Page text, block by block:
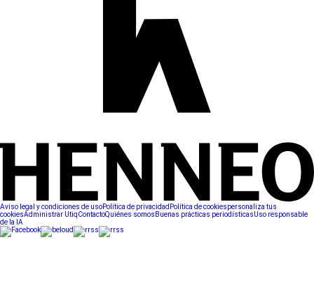
Aviso legal y condiciones de usoPolítica de privacidad Política de cookiespersonaliza tus
cookiesAdministrar UtiqContactoQuiénes somos Buenas prácticas periodísticasUso responsable
de la IA